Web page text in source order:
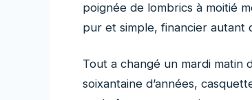
poignée de lombrics à moitié
pur et simple, financier autant
Tout a changé un mardi matin
soixantaine d’années,